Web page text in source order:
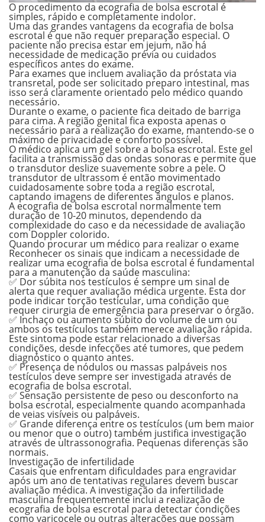
O procedimento da ecografia de bolsa escrotal é
simples, rápido e completamente indolor.
Uma das grandes vantagens da ecografia de bolsa
escrotal é que não requer preparação especial. O
paciente não precisa estar em jejum, não há
necessidade de medicação prévia ou cuidados
específicos antes do exame.
Para exames que incluem avaliação da próstata via
transretal, pode ser solicitado preparo intestinal, mas
isso será claramente orientado pelo médico quando
necessário.
Durante o exame, o paciente fica deitado de barriga
para cima. A região genital fica exposta apenas o
necessário para a realização do exame, mantendo-se o
máximo de privacidade e conforto possível.
O médico aplica um gel sobre a bolsa escrotal. Este gel
facilita a transmissão das ondas sonoras e permite que
o transdutor deslize suavemente sobre a pele. O
transdutor de ultrassom é então movimentado
cuidadosamente sobre toda a região escrotal,
captando imagens de diferentes ângulos e planos.
A ecografia de bolsa escrotal normalmente tem
duração de 10-20 minutos, dependendo da
complexidade do caso e da necessidade de avaliação
com Doppler colorido.
Quando procurar um médico para realizar o exame
Reconhecer os sinais que indicam a necessidade de
realizar uma ecografia de bolsa escrotal é fundamental
para a manutenção da saúde masculina:
✅ Dor súbita nos testículos é sempre um sinal de
alerta que requer avaliação médica urgente. Esta dor
pode indicar torção testicular, uma condição que
requer cirurgia de emergência para preservar o órgão.
✅ Inchaço ou aumento súbito do volume de um ou
ambos os testículos também merece avaliação rápida.
Este sintoma pode estar relacionado a diversas
condições, desde infecções até tumores, que pedem
diagnóstico o quanto antes.
✅ Presença de nódulos ou massas palpáveis nos
testículos deve sempre ser investigada através de
ecografia de bolsa escrotal.
✅ Sensação persistente de peso ou desconforto na
bolsa escrotal, especialmente quando acompanhada
de veias visíveis ou palpáveis.
✅ Grande diferença entre os testículos (um bem maior
ou menor que o outro) também justifica investigação
através de ultrassonografia. Pequenas diferenças são
normais.
Investigação de infertilidade
Casais que enfrentam dificuldades para engravidar
após um ano de tentativas regulares devem buscar
avaliação médica. A investigação da infertilidade
masculina frequentemente inclui a realização de
ecografia de bolsa escrotal para detectar condições
como varicocele ou outras alterações que possam